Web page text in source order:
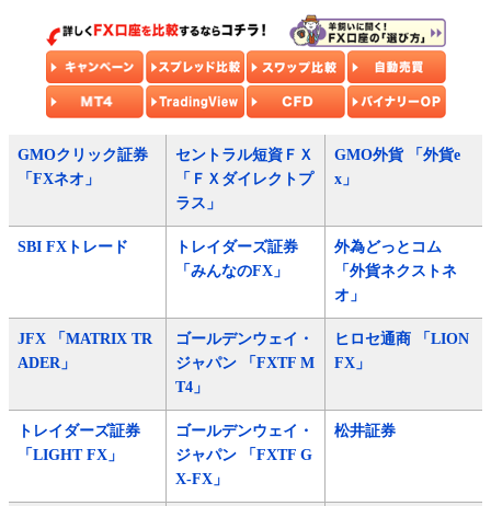
GMOクリック証券
「FXネオ」
セントラル短資ＦＸ
「ＦＸダイレクトプ
ラス」
GMO外貨 「外貨e
x」
SBI FXトレード
トレイダーズ証券
「みんなのFX」
外為どっとコム
「外貨ネクストネ
オ」
JFX 「MATRIX TR
ADER」
ゴールデンウェイ・
ジャパン 「FXTF M
T4」
ヒロセ通商 「LION
FX」
トレイダーズ証券
「LIGHT FX」
ゴールデンウェイ・
ジャパン 「FXTF G
X-FX」
松井証券